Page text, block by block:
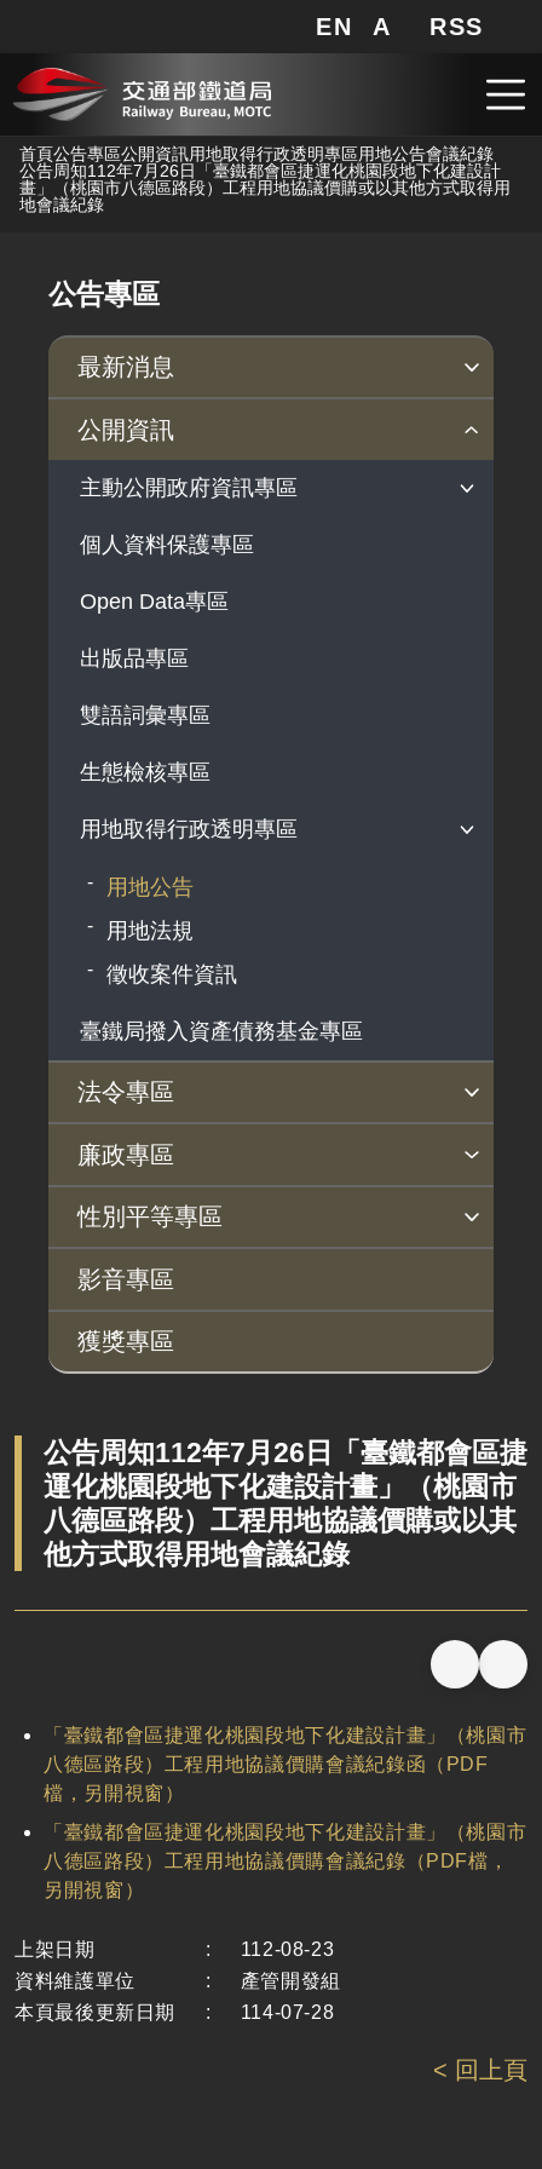
跳到主要內容
網站地圖
EN A 局長信箱
RSS
首頁公告專區公開資訊用地取得行政透明專區用地公告會議紀錄
公告周知112年7月26日「臺鐵都會區捷運化桃園段地下化建設計
畫」（桃園市八德區路段）工程用地協議價購或以其他方式取得用
地會議紀錄
公告專區
最新消息
新聞稿
公聽會
公告事項
公開資訊
主動公開政府資訊專區
法律及法規命令
解釋性規定及裁量基準
行政指導有關文書
施政計畫、業務統計及研究報告
預算與決算書
政策宣導廣告支出
個人資料保護專區
Open Data專區
出版品專區
雙語詞彙專區
生態檢核專區
用地取得行政透明專區
用地公告
用地法規
徵收案件資訊
臺鐵局撥入資產債務基金專區
法令專區
法令查詢
解釋性規定及裁量基準
法令英譯徵集意見專區
訴願文件下載
相關實務判解
相關網站資源
廉政專區
揭弊者保護專區
廉政訊息
利益衝突迴避園地
公務員廉政倫理規範
公職人員財產申報園地
廉政檢舉管道
桃地計畫廉政平臺專網
桃地計畫
廉政平臺
啟動儀式及交流座談會
定期聯繫會議
廉政體系
性別平等專區
性別平等工作小組
宣傳事項
性別平等推動計畫
性別平等統計分析
性別平等影響評估
性騷擾防治
相關網站
影音專區
獲獎專區
公告周知112年7月26日「臺鐵都會區捷
運化桃園段地下化建設計畫」（桃園市
八德區路段）工程用地協議價購或以其
他方式取得用地會議紀錄
「臺鐵都會區捷運化桃園段地下化建設計畫」（桃園市
八德區路段）工程用地協議價購會議紀錄函（PDF
檔，另開視窗）
「臺鐵都會區捷運化桃園段地下化建設計畫」（桃園市
八德區路段）工程用地協議價購會議紀錄（PDF檔，
另開視窗）
上架日期 :
112-08-23
資料維護單位
:
產管開發組
本頁最後更新日期
: 114-07-28
< 回上頁